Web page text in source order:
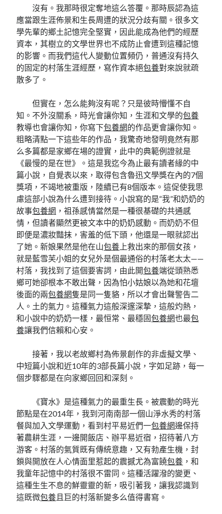
沒有。我那時很定奪地這么答覆。那時辰認為這
應當跟生涯佈景和生長周遭的狀況分歧有關。很多文
學先輩的鄉土記憶完全堅實，因此能成為他們的經歷
資本，其樹立的文學世界也不成防止會遭到這種記憶
的影響。而我們這代人變動位置頻仍，普通沒有持久
的固定的村落生涯經歷，寫作資本絕包養對來說就疏
散多了。
但實在，怎么能夠沒有呢？只是彼時懵懂不自
知。不外沒關系，時光會讓你知，生涯和文學的包養
教導也會讓你知，你寫下包養網的作品更會讓你知。
粗略清點一下這些年的作品，我驚奇地發明竟然有那
么多篇都是家鄉在場的證實，此中的典範例證就是
《最慢的是在世》。這是我迄今為止最有讀者緣的中
篇小說，自覺表以來，取得包含魯迅文學獎在內的7個
獎項，不竭地被重版，陸續已有8個版本。這促使我思
慮這部小說為什么遭到接待。小說寫的是“我”和奶奶的
故事包養網 ，祖孫感情當然是一種很基礎的共通感
情，但讀者顯然更被文本中的奶奶感動。而奶奶不但
即便是濃妝豔抹，害羞的低下頭，他還是一眼就認出
了她。新娘果然是他在山包養 上救出來的那個女孩，
就是藍雪芙小姐的女兒外是個最通俗的村落老太太——
村落，我找到了這個要害詞，由此開包養端從頭熟悉
鄉可她卻根本不敢出聲，因為怕小姑娘以為她和花壇
後面的兩包養網隻是同一隻貉，所以才會出聲警告二
人。土的氣力。這種氣力這般深邃深摯，這般灼熱，
和小說中的奶奶一樣，最恒常、最穩固包養網也最包
養讓我們信賴和心安。
接著，我以老故鄉村為佈景創作的非虛擬文學、
中短篇小說和近10年的3部長篇小說，字如足跡，每一
個步驟都是在向家鄉回回和深刻。
《寶水》是這種氣力的最重生長。被震動的時光
節點是在2014年，我到河南南部一個山淨水秀的村落
餐與加入文學運動，看到村平易近們一包養網邊保持
著農耕生涯，一邊開飯店、辦平易近宿，招待著八方
游客。村落的氣質既有傳統意趣，又有勃產生機，封
鎖與開放在人心情面里惹起的震撼尤為富饒包養 ，和
我童年記憶中的村落很不雷同。這種活躍潑的變更、
這種生生不息的鮮靈靈的新，吸引著我，讓我認識到
這既微包養且巨的村落新變多么值得書寫。